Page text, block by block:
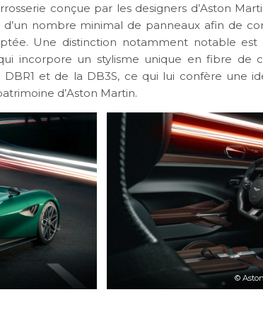
conçue par les designers d’Aston
nombre minimal de panneaux afin de
Une distinction notamment notable est
incorpore un stylisme unique en fibre de
DBR1 et de la DB3S, ce qui lui confère une
d’Aston Martin.
©